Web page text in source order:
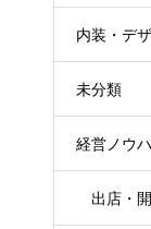
内装・デ
未分類
経営ノウ
出店・